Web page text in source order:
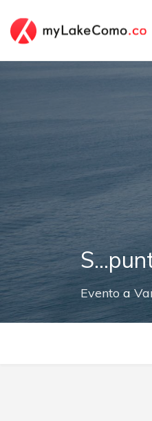
Eventoa